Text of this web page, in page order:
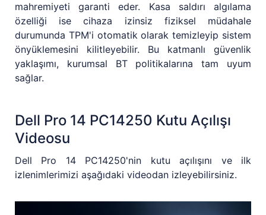
mahremiyeti garanti eder. Kasa saldırı algılama
özelliği ise cihaza izinsiz fiziksel müdahale
durumunda TPM'i otomatik olarak temizleyip sistem
önyüklemesini kilitleyebilir. Bu katmanlı güvenlik
yaklaşımı, kurumsal BT politikalarına tam uyum
sağlar.
Dell Pro 14 PC14250 Kutu Açılışı
Videosu
Dell Pro 14 PC14250'nin kutu açılışını ve ilk
izlenimlerimizi aşağıdaki videodan izleyebilirsiniz.